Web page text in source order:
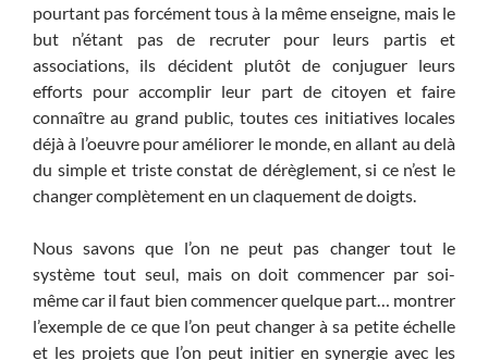
pourtant pas forcément tous à la même enseigne, mais le
but n’étant pas de recruter pour leurs partis et
associations, ils décident plutôt de conjuguer leurs
efforts pour accomplir leur part de citoyen et faire
connaître au grand public, toutes ces initiatives locales
déjà à l’oeuvre pour améliorer le monde, en allant au delà
du simple et triste constat de dérèglement, si ce n’est le
changer complètement en un claquement de doigts.
Nous savons que l’on ne peut pas changer tout le
système tout seul, mais on doit commencer par soi-
même car il faut bien commencer quelque part… montrer
l’exemple de ce que l’on peut changer à sa petite échelle
et les projets que l’on peut initier en synergie avec les